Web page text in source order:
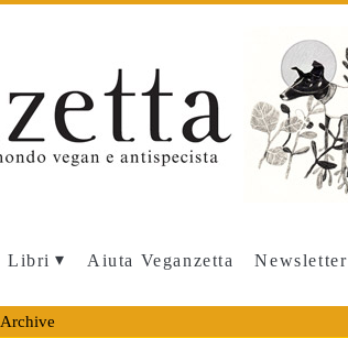
Libri Aiuta Veganzetta Newsletter
Archive